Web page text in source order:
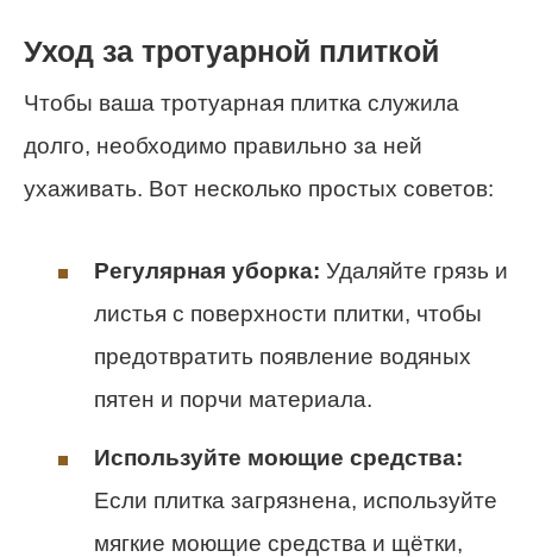
Уход за тротуарной плиткой
Чтобы ваша тротуарная плитка служила
долго, необходимо правильно за ней
ухаживать. Вот несколько простых советов:
Регулярная уборка: Удаляйте грязь и
листья с поверхности плитки, чтобы
предотвратить появление водяных
пятен и порчи материала.
Используйте моющие средства:
Если плитка загрязнена, используйте
мягкие моющие средства и щётки,